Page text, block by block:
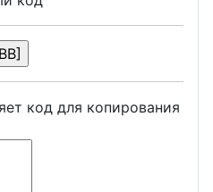
код для копирования